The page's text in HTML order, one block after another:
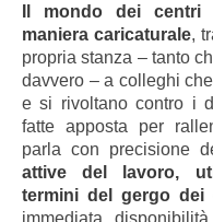
Il mondo dei centri
maniera caricaturale,
propria stanza – tanto
davvero – a colleghi
e si rivoltano contro i
fatte apposta per
parla con precisione
attive del lavoro,
termini del gergo dei
immediata